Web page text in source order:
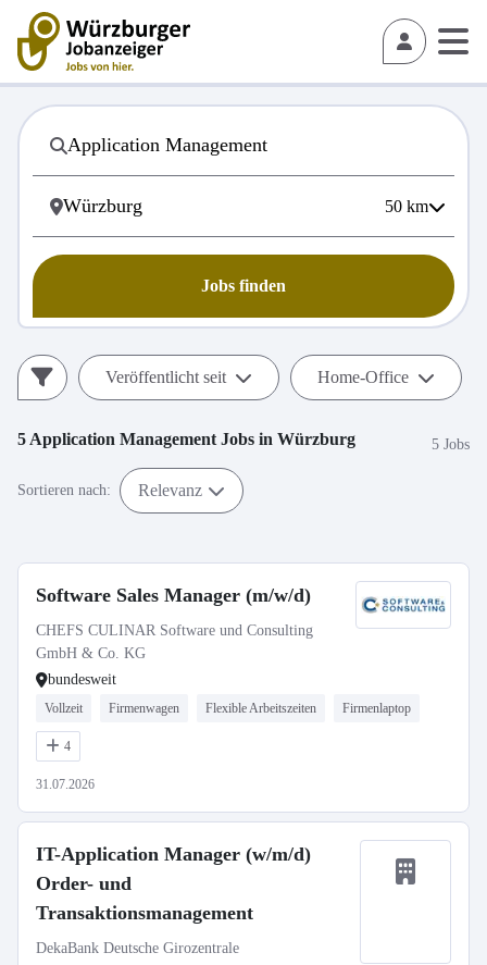
50 km
Jobs finden
Veröffentlicht seit Home-Office
5 Application Management Jobs in Würzburg 5 Jobs
Sortieren nach: Relevanz
Software Sales Manager (m/w/d)
CHEFS CULINAR Software und Consulting
GmbH & Co. KG
bundesweit
Vollzeit Firmenwagen Flexible Arbeitszeiten Firmenlaptop
4
31.07.2026
IT-Application Manager (w/m/d)
Order- und
Transaktionsmanagement
DekaBank Deutsche Girozentrale